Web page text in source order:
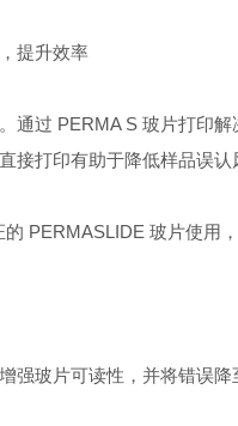
提升效率
过 PERMA S 玻片打印解
接打印有助于降低样品误认
玻片使用，
玻片可读性，并将错误降